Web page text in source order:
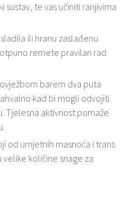
te vas učiniti ranjivima
ili hranu zaslađenu
remete pravilan rad
barem dva puta
kad bi mogli odvojiti
Tjelesna aktivnost pomaže
od umjetnih masnoća i trans
velike količine snage za